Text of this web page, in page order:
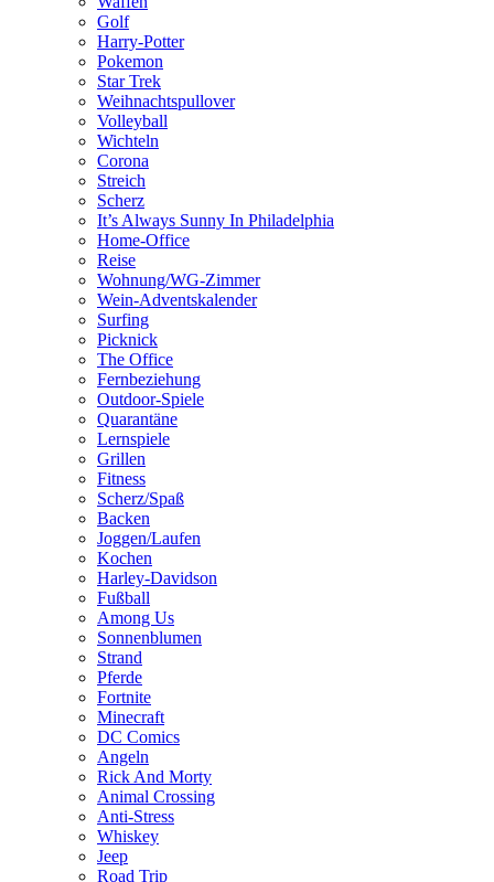
Golf
Harry-Potter
Pokemon
Star Trek
Weihnachtspullover
Volleyball
Wichteln
Corona
Streich
Scherz
It’s Always Sunny In Philadelphia
Home-Office
Reise
Wohnung/WG-Zimmer
Wein-Adventskalender
Surfing
Picknick
The Office
Fernbeziehung
Outdoor-Spiele
Quarantäne
Lernspiele
Grillen
Fitness
Scherz/Spaß
Backen
Joggen/Laufen
Kochen
Harley-Davidson
Fußball
Among Us
Sonnenblumen
Strand
Pferde
Fortnite
Minecraft
DC Comics
Angeln
Rick And Morty
Animal Crossing
Anti-Stress
Whiskey
Jeep
Road Trip